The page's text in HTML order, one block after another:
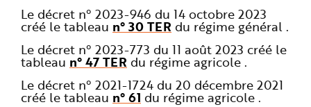
Le décret n° 2023-946 du 14 octobre 2023
créé le tableau n° 30 TER du régime général .
Le décret n° 2023-773 du 11 août 2023 créé le
tableau n° 47 TER du régime agricole .
Le décret n° 2021-1724 du 20 décembre 2021
créé le tableau n° 61 du régime agricole .